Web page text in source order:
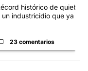
histórico de quiebras
un industricidio que ya ...
23 comentarios